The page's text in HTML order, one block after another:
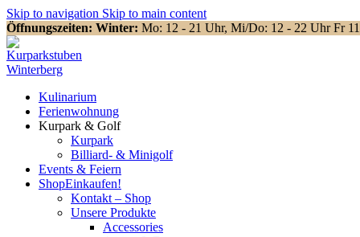
Skip to navigation Skip to main content
Öffnungszeiten: Winter: Mo: 12 - 21 Uhr, Mi/Do: 12 - 22 Uhr Fr
Kulinarium
Ferienwohnung
Kurpark & Golf
Kurpark
Billiard- & Minigolf
Events & Feiern
ShopEinkaufen!
Kontakt – Shop
Unsere Produkte
Accessories